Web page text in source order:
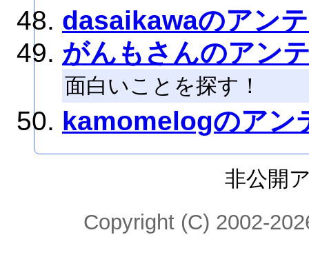
dasaikawaのアン
がんもさんのアン
面白いことを探す！
kamomelogのアン
非公開
Copyright (C) 2002-